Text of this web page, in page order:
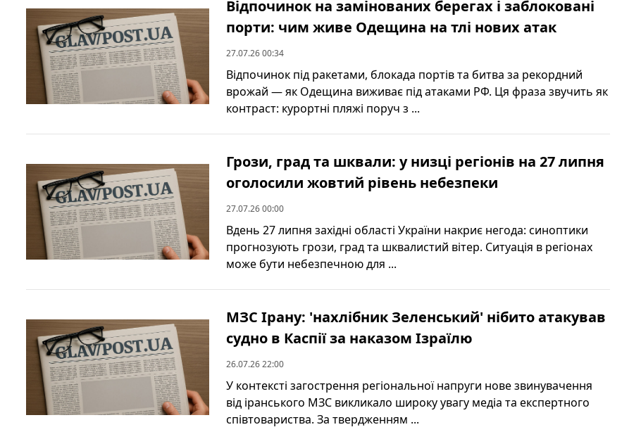
Відпочинок на замінованих берегах і заблоковані
порти: чим живе Одещина на тлі нових атак
27.07.26 00:34
Відпочинок під ракетами, блокада портів та битва за рекордний
врожай — як Одещина виживає під атаками РФ. Ця фраза звучить як
контраст: курортні пляжі поруч з ...
Грози, град та шквали: у низці регіонів на 27 липня
оголосили жовтий рівень небезпеки
27.07.26 00:00
Вдень 27 липня західні області України накриє негода: синоптики
прогнозують грози, град та шквалистий вітер. Ситуація в регіонах
може бути небезпечною для ...
МЗС Ірану: 'нахлібник Зеленський' нібито атакував
судно в Каспії за наказом Ізраїлю
26.07.26 22:00
У контексті загострення регіональної напруги нове звинувачення
від іранського МЗС викликало широку увагу медіа та експертного
співтовариства. За твердженням ...